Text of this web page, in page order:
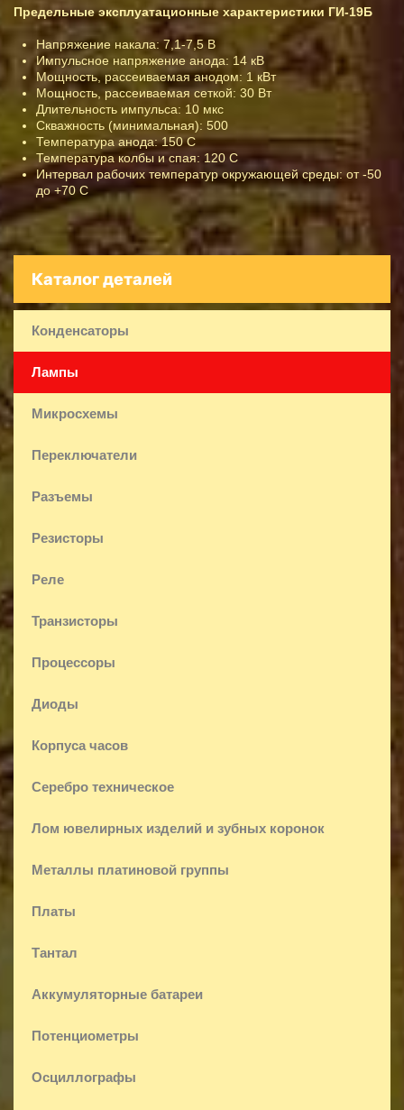
Предельные эксплуатационные характеристики ГИ-19Б
Напряжение накала: 7,1-7,5 В
Импульсное напряжение анода: 14 кВ
Мощность, рассеиваемая анодом: 1 кВт
Мощность, рассеиваемая сеткой: 30 Вт
Длительность импульса: 10 мкс
Скважность (минимальная): 500
Температура анода: 150 С
Температура колбы и спая: 120 С
Интервал рабочих температур окружающей среды: от -50
до +70 С
Каталог деталей
Конденсаторы
Лампы
Микросхемы
Переключатели
Разъемы
Резисторы
Реле
Транзисторы
Процессоры
Диоды
Корпуса часов
Серебро техническое
Лом ювелирных изделий и зубных коронок
Металлы платиновой группы
Платы
Тантал
Аккумуляторные батареи
Потенциометры
Осциллографы